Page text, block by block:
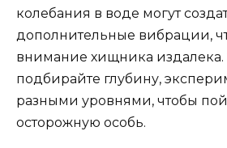
колебания в воде могут
дополнительные вибрации,
внимание хищника
подбирайте глубину,
разными уровнями, чтобы
осторожную особь.